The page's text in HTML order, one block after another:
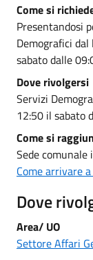
Come si
Presentandosi
Demografici
sabato dalle
Dove rivolgersi
Servizi
12:50 il sabato
Come si
Sede comunale
Come arrivare
Dove
Area/ UO
Settore Affari